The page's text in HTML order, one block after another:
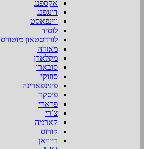
אקספנג
דונגפנג
ווינפאסט
לוסיד
לורדסטאון מוטורס
מאזדה
מקלארן
סובארו
סוזוקי
פינינפארינה
פיסקר
פרארי
צ’רי
קארמה
קורוס
ריוויאן